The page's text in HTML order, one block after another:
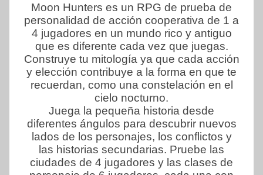
Moon Hunters es un RPG de prueba de
personalidad de acción cooperativa de 1 a
4 jugadores en un mundo rico y antiguo
que es diferente cada vez que juegas.
Construye tu mitología ya que cada acción
y elección contribuye a la forma en que te
recuerdan, como una constelación en el
cielo nocturno.
Juega la pequeña historia desde
diferentes ángulos para descubrir nuevos
lados de los personajes, los conflictos y
las historias secundarias. Pruebe las
ciudades de 4 jugadores y las clases de